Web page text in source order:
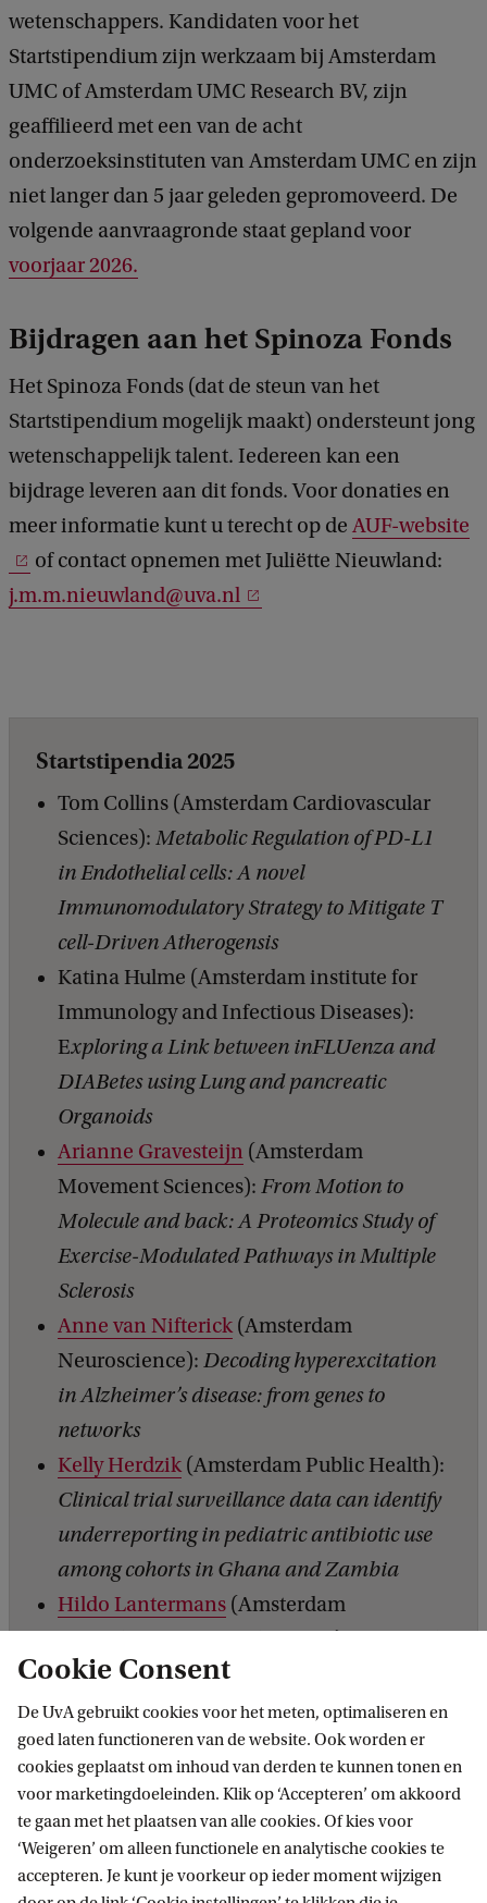
wetenschappers. Kandidaten voor het
Startstipendium zijn werkzaam bij Amsterdam
UMC of Amsterdam UMC Research BV, zijn
geaffilieerd met een van de acht
onderzoeksinstituten van Amsterdam UMC en zijn
niet langer dan 5 jaar geleden gepromoveerd. De
volgende aanvraagronde staat gepland voor
voorjaar 2026.
Bijdragen aan het Spinoza Fonds
Het Spinoza Fonds (dat de steun van het
Startstipendium mogelijk maakt) ondersteunt jong
wetenschappelijk talent. Iedereen kan een
bijdrage leveren aan dit fonds. Voor donaties en
meer informatie kunt u terecht op de AUF-website
of contact opnemen met Juliëtte Nieuwland:
j.m.m.nieuwland@uva.nl
Startstipendia 2025
Tom Collins (Amsterdam Cardiovascular
Sciences): Metabolic Regulation of PD-L1
in Endothelial cells: A novel
Immunomodulatory Strategy to Mitigate T
cell-Driven Atherogensis
Katina Hulme (Amsterdam institute for
Immunology and Infectious Diseases):
Exploring a Link between inFLUenza and
DIABetes using Lung and pancreatic
Organoids
Arianne Gravesteijn (Amsterdam
Movement Sciences): From Motion to
Molecule and back: A Proteomics Study of
Exercise-Modulated Pathways in Multiple
Sclerosis
Anne van Nifterick (Amsterdam
Neuroscience): Decoding hyperexcitation
in Alzheimer’s disease: from genes to
networks
Kelly Herdzik (Amsterdam Public Health):
Clinical trial surveillance data can identify
underreporting in pediatric antibiotic use
among cohorts in Ghana and Zambia
Hildo Lantermans (Amsterdam
urine-derived kidney cells as a novel source
of kidney organoids
Marijn Kramer (Cancer Center
Amsterdam):Combining CD22-CAR and
CD38-CCR for Enhanced Efficacy and
Persistence in Relapsed/Refractory Large B-
Cell Lymphoma P
Cookie Consent
De UvA gebruikt cookies voor het meten, optimaliseren en
goed laten functioneren van de website. Ook worden er
cookies geplaatst om inhoud van derden te kunnen tonen en
voor marketingdoeleinden. Klik op ‘Accepteren’ om akkoord
te gaan met het plaatsen van alle cookies. Of kies voor
‘Weigeren’ om alleen functionele en analytische cookies te
accepteren. Je kunt je voorkeur op ieder moment wijzigen